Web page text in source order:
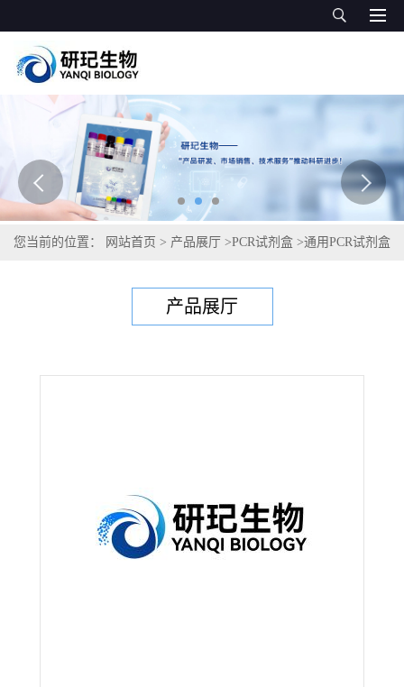
您当前的位置： 网站首页 > 产品展厅 >PCR试剂盒 >通用PCR试剂盒
产品展厅